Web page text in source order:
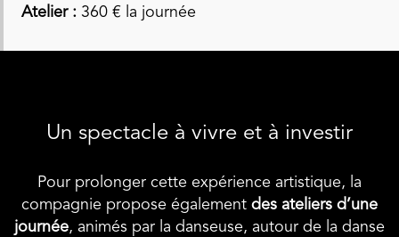
Atelier : 360 € la journée
Un spectacle à vivre et à investir
Pour prolonger cette expérience artistique, la
compagnie propose également des ateliers d’une
journée, animés par la danseuse, autour de la danse